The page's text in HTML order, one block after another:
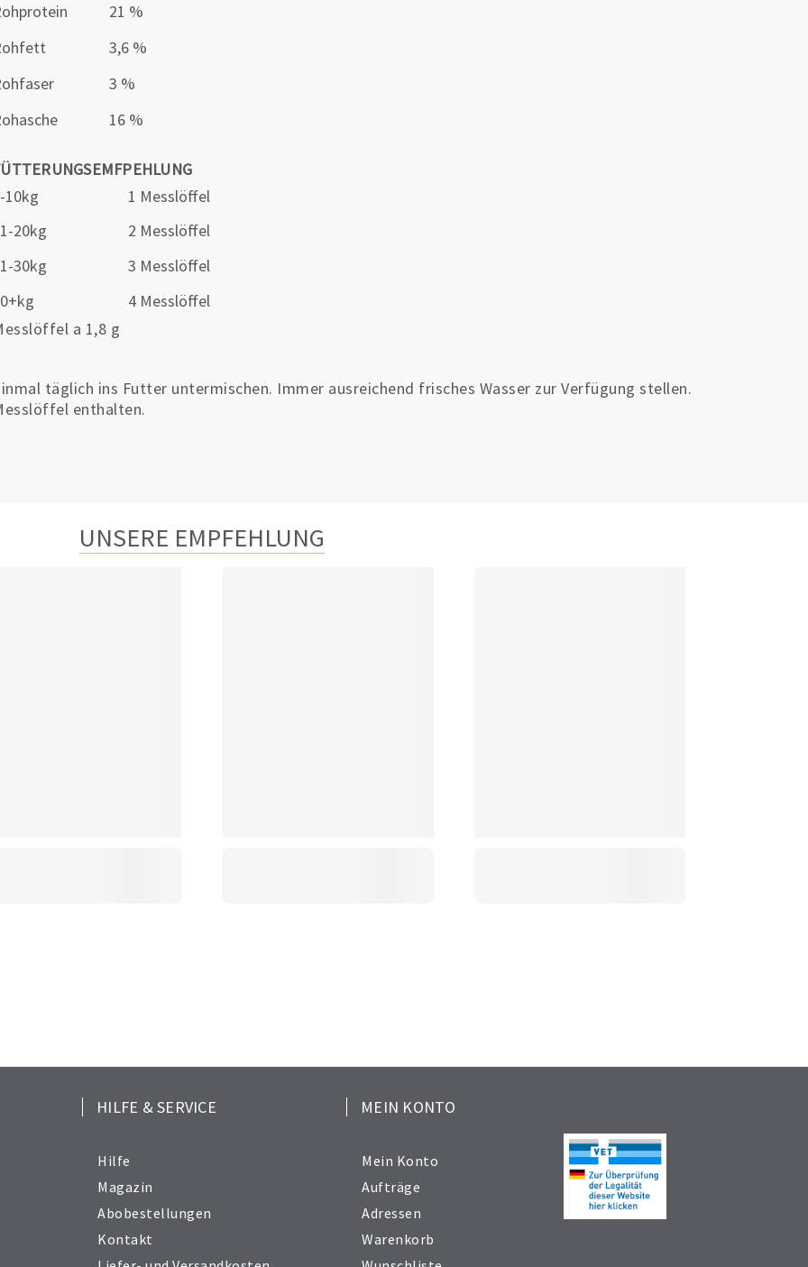
21 %
3,6 %
3 %
16 %
10kg
1 Messlöffel
20kg
2 Messlöffel
30kg
3 Messlöffel
4 Messlöffel
a 1,8 g
täglich ins Futter untermischen. Immer ausreichend frisches Wasser zur Verfügung stellen.
enthalten.
UNSERE EMPFEHLUNG
HILFE & SERVICE
Hilfe
Magazin
Abobestellungen
Kontakt
MEIN KONTO
Mein Konto
Aufträge
Adressen
Warenkorb